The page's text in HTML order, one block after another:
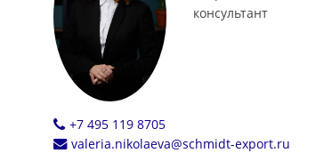
консультант
+7 495 119 8705
valeria.nikolaeva@schmidt-export.ru